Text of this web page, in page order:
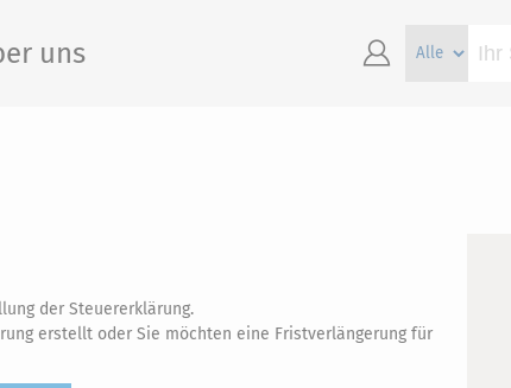
uns
der Steuererklärung.
erstellt oder Sie möchten eine Fristverlängerung für